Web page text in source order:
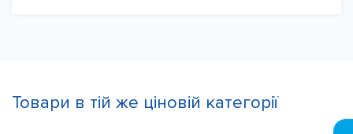
Товари в тій же ціновій категорії